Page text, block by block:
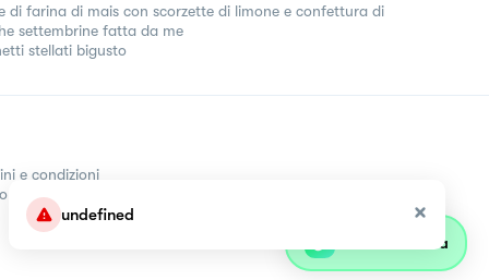
undefined
di farina di mais con scorzette di limone e confettura di
settembrine fatta da me
stellati bigusto
e condizioni
Parla con olivia